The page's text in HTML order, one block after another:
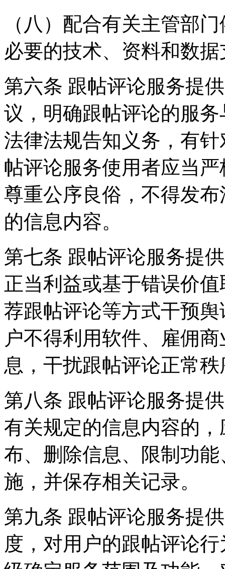
（八）配合有关主管部
必要的技术、资料和数
第六条 跟帖评论服务提
议，明确跟帖评论的服
法律法规告知义务，有
帖评论服务使用者应当
尊重公序良俗，不得发
的信息内容。
第七条 跟帖评论服务提
正当利益或基于错误价
荐跟帖评论等方式干预
户不得利用软件、雇佣
息，干扰跟帖评论正常
第八条 跟帖评论服务提
有关规定的信息内容的
布、删除信息、限制功
施，并保存相关记录。
第九条 跟帖评论服务提
度，对用户的跟帖评论